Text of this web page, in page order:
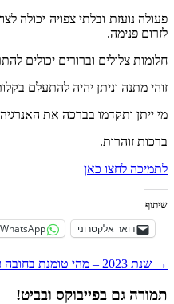
פעולה נועזת ובלתי צפויה יכולה
לזרום פנימה.
חלומות צלולים וברורים יכולים
זוהי מתנה וניתן יהיה להתעלם
מי ייתן ותקדמו בברכה את האנרגיה
ברכות זוהרות.
לתמיכה לחצו כאן
שיתוף
דואר אלקטרוני WhatsApp
ניווט
פוסטים
→ שנת 2023 – מהי טומנת בחובה עבורנו?
תמורה גם בפייבוקס ובביט!